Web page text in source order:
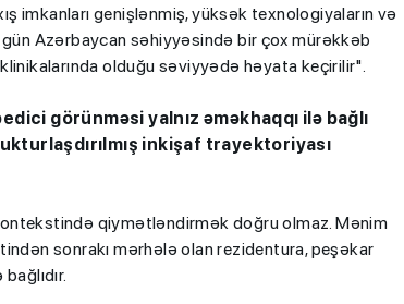
imkanları genişlənmiş, yüksək texnologiyaların və
Azərbaycan səhiyyəsində bir çox mürəkkəb
olduğu səviyyədə həyata keçirilir".
görünməsi yalnız əməkhaqqı ilə bağlı
inkişaf trayektoriyası
qiymətləndirmək doğru olmaz. Mənim
sonrakı mərhələ olan rezidentura, peşəkar